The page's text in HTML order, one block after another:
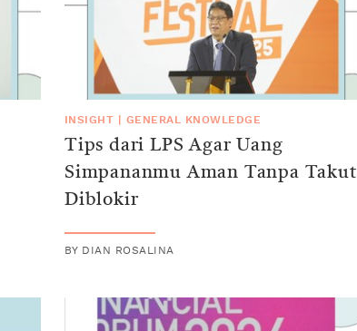
INSIGHT GENERAL KNOWLEDGE
Tips dari LPS Agar Uang
Simpananmu Aman Tanpa Takut
Diblokir
BY DIAN ROSALINA